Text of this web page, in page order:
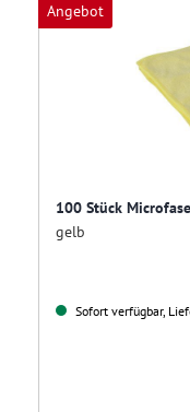
Angebot
100 Stück
gelb
Sofort verfügbar,